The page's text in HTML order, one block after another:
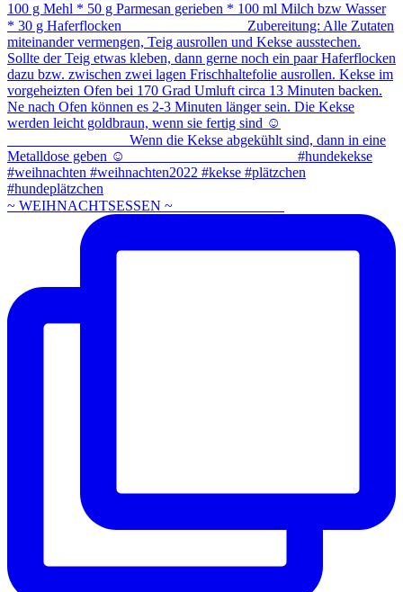
~ WEIHNACHTSESSEN ~ ⠀⠀⠀⠀⠀⠀⠀⠀⠀⠀